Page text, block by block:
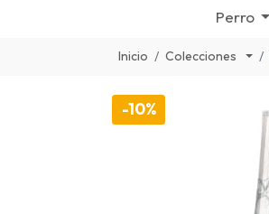
Perro
Inicio Colecciones
-10%